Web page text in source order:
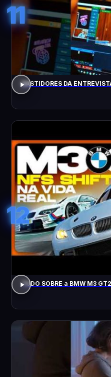
11
BASTIDORES DA
12
TUDO SOBRE a BMW M3